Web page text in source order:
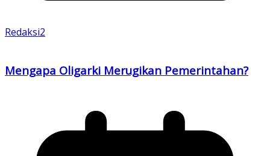
Redaksi2
Mengapa Oligarki Merugikan Pemerintahan?